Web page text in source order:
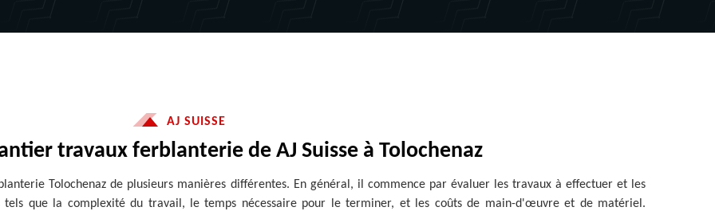
AJ SUISSE
travaux ferblanterie de AJ Suisse à Tolochenaz
Tolochenaz de plusieurs manières différentes. En général, il commence par évaluer les travaux à effectuer et les
tels que la complexité du travail, le temps nécessaire pour le terminer, et les coûts de main-d'œuvre et de matériel.